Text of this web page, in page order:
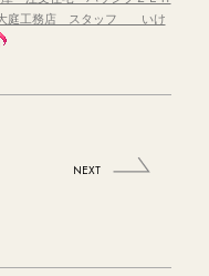
庭工務店 スタッフ いけ
NEXT